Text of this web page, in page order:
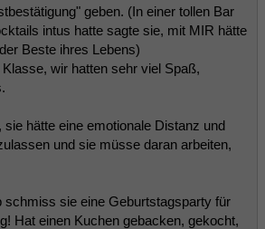
geben. (In einer tollen Bar
intus hatte sagte sie, mit MIR hätte
Beste ihres Lebens)
wir hatten sehr viel Spaß,
hätte eine emotionale Distanz und
und sie müsse daran arbeiten,
schmiss sie eine Geburtstagsparty für
Hat einen Kuchen gebacken, gekocht,